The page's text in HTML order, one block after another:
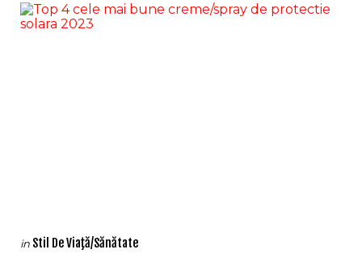
Categories
Posted
in Stil De Viaţă/Sănătate